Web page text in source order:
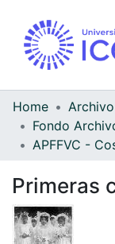
Home
Primeras